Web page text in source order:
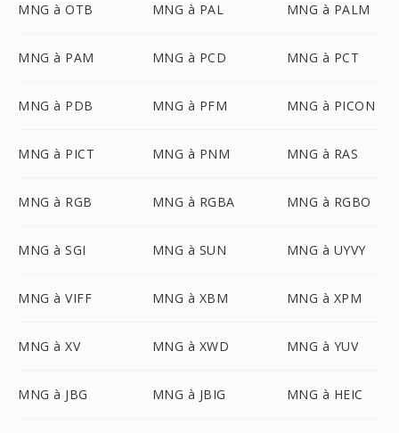
MNG à OTB MNG à PAL MNG à PALM
MNG à PAM MNG à PCD MNG à PCT
MNG à PDB MNG à PFM MNG à PICON
MNG à PICT MNG à PNM MNG à RAS
MNG à RGB MNG à RGBA MNG à RGBO
MNG à SGI MNG à SUN MNG à UYVY
MNG à VIFF MNG à XBM MNG à XPM
MNG à XV MNG à XWD MNG à YUV
MNG à JBG MNG à JBIG MNG à HEIC